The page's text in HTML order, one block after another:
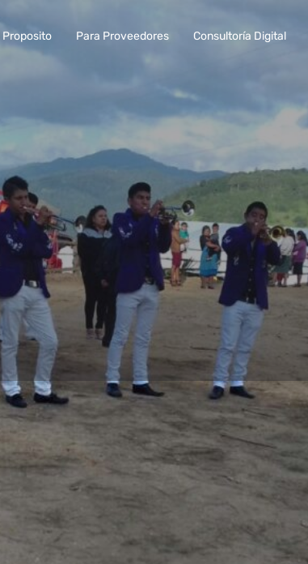
Proposito Para Proveedores Consultoría Digital
Solicitud de Reserva Comentarios
Deja Resena